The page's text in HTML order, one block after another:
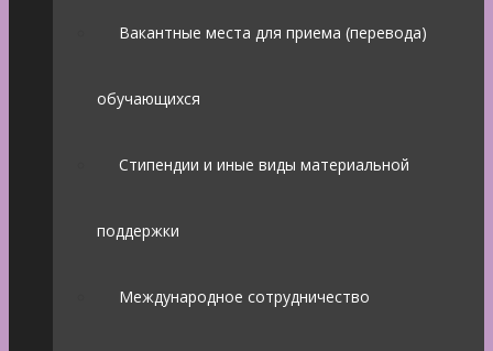
Вакантные места для приема (перевода)
обучающихся
Стипендии и иные виды материальной
поддержки
Международное сотрудничество